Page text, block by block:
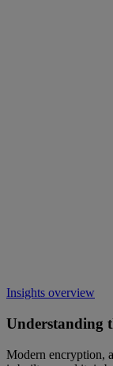
Insights overview
Understanding
Modern encryption,